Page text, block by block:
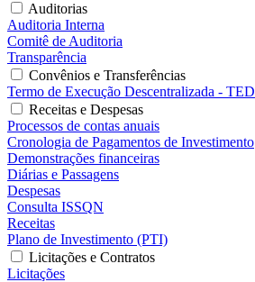
Auditorias
Auditoria Interna
Comitê de Auditoria
Transparência
Convênios e Transferências
Termo de Execução Descentralizada - TED
Receitas e Despesas
Processos de contas anuais
Cronologia de Pagamentos de Investimento
Demonstrações financeiras
Diárias e Passagens
Despesas
Consulta ISSQN
Receitas
Plano de Investimento (PTI)
Licitações e Contratos
Licitações